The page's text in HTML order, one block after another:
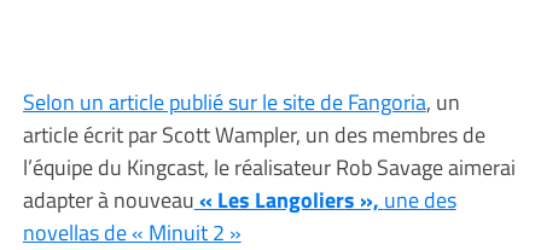
Selon un article publié sur le site de Fangoria, un
article écrit par Scott Wampler, un des membres de
l’équipe du Kingcast, le réalisateur Rob Savage aimerai
adapter à nouveau« Les Langoliers », une des
novellas de « Minuit 2 »